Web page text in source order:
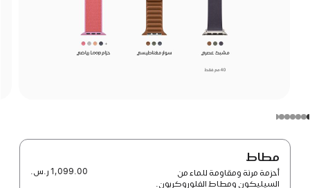
مطاط
أحزمة مرنة ومقاومة للماء من
السيليكون ومطاط الفلوروكربون.
1,099.00 ر.س.‏